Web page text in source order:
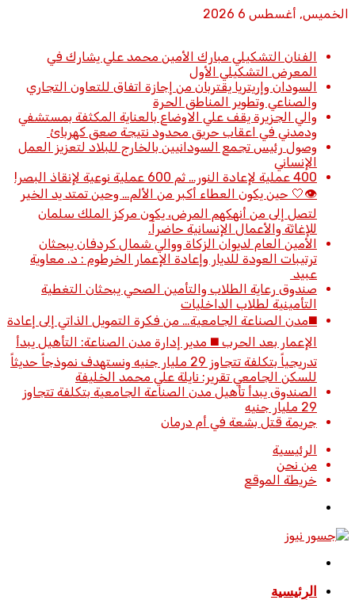
الخميس, أغسطس 6 2026
الفنان التشكيلي مبارك الأمين محمد علي يشارك في
المعرض التشكيلي الأول
السودان وإريتريا يقتربان من إجازة اتفاق للتعاون التجاري
والصناعي وتطوير المناطق الحرة
والي الجزيرة يقف علي الاوضاع بالعناية المكثفة بمستشفي
ودمدني في اعقاب حريق محدود نتيجة صعق كهربائ
وصول رئيس تجمع السودانيين بالخارج للبلاد لتعزيز العمل
الإنساني
400 عملية لإعادة النور… ثم 600 عملية نوعية لإنقاذ البصر!
👁️🤍 حين يكون العطاء أكبر من الألم… وحين تمتد يد الخير
لتصل إلى من أنهكهم المرض، يكون مركز الملك سلمان
للإغاثة والأعمال الإنسانية حاضراً.
الأمين العام لديوان الزكاة ووالي شمال كردفان يبحثان
ترتيبات العودة للديار وإعادة الإعمار الخرطوم : د. معاوية
عبيد
صندوق رعاية الطلاب والتأمين الصحي يبحثان التغطية
التأمينية لطلاب الداخليات
◼️مدن الصناعة الجامعية… من فكرة التمويل الذاتي إلى إعادة
الإعمار بعد الحرب ◼️ مدير إدارة مدن الصناعة: التأهيل يبدأ
تدريجياً بتكلفة تتجاوز 29 مليار جنيه ونستهدف نموذجاً حديثاً
للسكن الجامعي تقرير: نايلة علي محمد الخليفة
الصندوق يبدأ تأهيل مدن الصناعة الجامعية بتكلفة تتجاوز
29 مليار جنيه
جريمة قتل بشعة في أم درمان
الرئيسية
من نحن
خريطة الموقع
الرئيسية